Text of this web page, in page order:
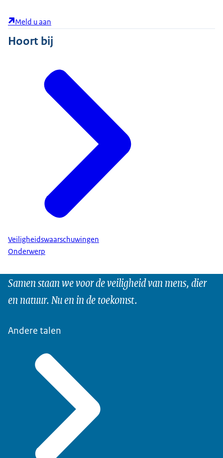
Meld u aan
Hoort bij
Veiligheidswaarschuwingen
Onderwerp
Samen staan we voor de veiligheid van mens, dier
en natuur. Nu en in de toekomst.
Andere talen